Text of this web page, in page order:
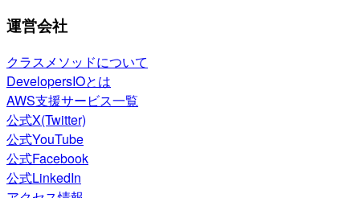
運営会社
クラスメソッドについて
DevelopersIOとは
AWS支援サービス一覧
公式X(Twitter)
公式YouTube
公式Facebook
公式LinkedIn